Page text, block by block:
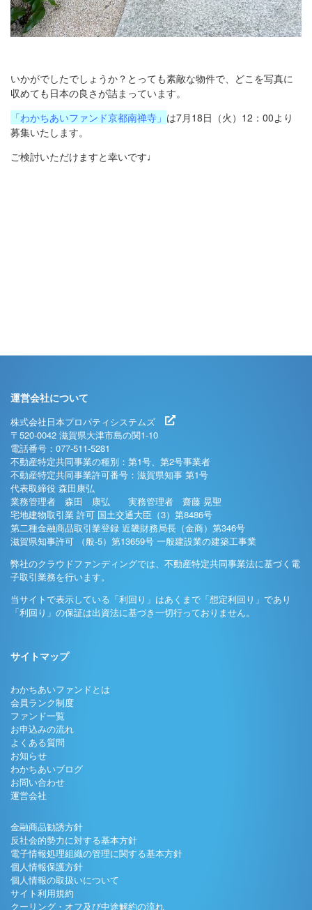
いかがでしたでしょうか？とっても素敵な物件で、どこを写真に
収めても日本の良さが詰まっています。
「わかちあいファンド京都南禅寺」 は7月18日（火）12：00より
募集いたします。
ご検討いただけますと幸いです♩
運営会社について
株式会社日本プロパティシステムズ
〒520-0042 滋賀県大津市島の関1-10
電話番号：077-511-5281
不動産特定共同事業の種別：第1号、第2号事業者
不動産特定共同事業許可番号：滋賀県知事 第1号
代表取締役 森田康弘
業務管理者 森田 康弘 実務管理者 齋藤 晃聖
宅地建物取引業 許可 国土交通大臣（3）第8486号
第二種金融商品取引業登録 近畿財務局長（金商）第346号
滋賀県知事許可 （般-5）第13659号 一般建設業の建築工事業
弊社のクラウドファンディングでは、不動産特定共同事業法に基づく電
子取引業務を行います。
当サイトで表示している「利回り」はあくまで「想定利回り」であり
「利回り」の保証は出資法に基づき一切行っておりません。
サイトマップ
わかちあいファンドとは
会員ランク制度
ファンド一覧
お申込みの流れ
よくある質問
お知らせ
わかちあいブログ
お問い合わせ
運営会社
金融商品勧誘方針
反社会的勢力に対する基本方針
電子情報処理組織の管理に関する基本方針
個人情報保護方針
個人情報の取扱いについて
サイト利用規約
クーリング・オフ及び中途解約の流れ